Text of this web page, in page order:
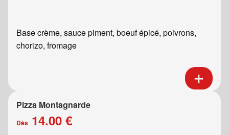
Base crème, sauce piment, boeuf épicé, poivrons,
chorizo, fromage
Pizza Montagnarde
Dès 14.00 €